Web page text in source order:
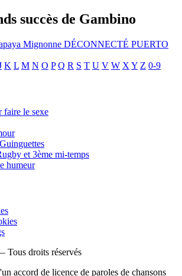
succès de Gambino
Mignonne DÉCONNECTÉ PUERTO
K L M N O P Q R S T U V W X Y Z 0-9
faire le sexe
et 3ème mi-temps
humeur
Tous droits réservés
accord de licence de paroles de chansons